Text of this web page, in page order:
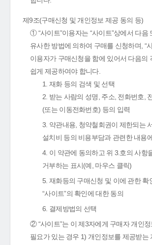
제9조(구매신청 및 개인정보 제공 동의 등)
① “사이트”이용자는 “사이트”상에서 다음
유사한 방법에 의하여 구매를 신청하며, “
이용자가 구매신청을 함에 있어서 다음의
쉽게 제공하여야 합니다.
1. 재화 등의 검색 및 선택
2. 받는 사람의 성명, 주소, 전화번호,
(또는 이동전화번호) 등의 입력
3. 약관내용, 청약철회권이 제한되는
설치비 등의 비용부담과 관련한 내용
4. 이 약관에 동의하고 위 3.호의 사항
거부하는 표시(예, 마우스 클릭)
5. 재화등의 구매신청 및 이에 관한 확
“사이트”의 확인에 대한 동의
6. 결제방법의 선택
② “사이트”는 이 제3자에게 구매자 개인
필요가 있는 경우 1) 개인정보를 제공받는